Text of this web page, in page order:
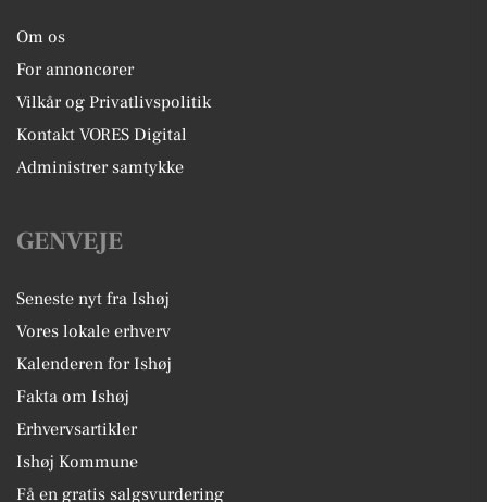
Om os
For annoncører
Vilkår og Privatlivspolitik
Kontakt VORES Digital
Administrer samtykke
GENVEJE
Seneste nyt fra Ishøj
Vores lokale erhverv
Kalenderen for Ishøj
Fakta om Ishøj
Erhvervsartikler
Ishøj Kommune
Få en gratis salgsvurdering